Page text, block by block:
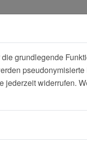
grundlegende
widerrufen.